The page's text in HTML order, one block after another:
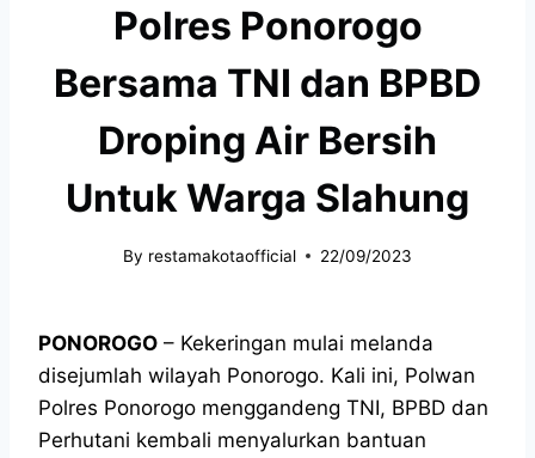
Polres Ponorogo
Bersama TNI dan BPBD
Droping Air Bersih
Untuk Warga Slahung
By restamakotaofficial 22/09/2023
PONOROGO – Kekeringan mulai melanda
disejumlah wilayah Ponorogo. Kali ini, Polwan
Polres Ponorogo menggandeng TNI, BPBD dan
Perhutani kembali menyalurkan bantuan